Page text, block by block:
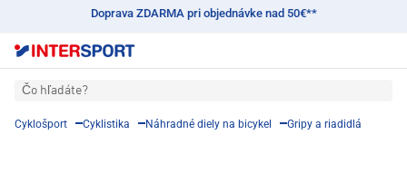
Doprava ZDARMA pri objednávke nad 50€**
Čo hľadáte?
Cyklošport Cyklistika Náhradné diely na bicykel Gripy a riadidlá